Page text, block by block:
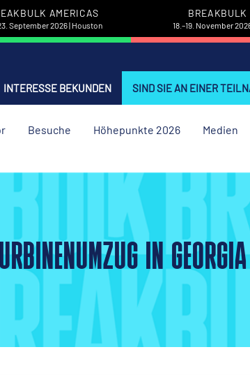
AMERICAS
September 2026 | Houston
BREAKBULK
18.–19. November
INTERESSE BEKUNDEN SIND SIE AN EINER
Besuche Höhepunkte 2026 Medien
IN